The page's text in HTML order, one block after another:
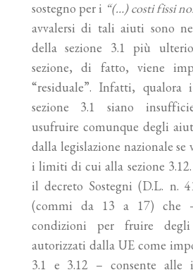
sostegno per i “(…) costi fissi
avvalersi di tali aiuti sono
della sezione 3.1 più
sezione, di fatto, viene
“residuale”. Infatti, qualora
sezione 3.1 siano
usufruire comunque degli
dalla legislazione nazionale
i limiti di cui alla sezione
il decreto Sostegni (D.L. n.
(commi da 13 a 17) che
condizioni per fruire
autorizzati dalla UE come
3.1 e 3.12 – consente alle